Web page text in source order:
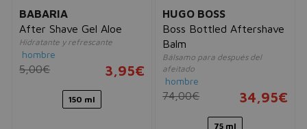
BABARIA
After Shave Gel Aloe
Hidratante y refrescante
hombre
5,00€ 3,95€
150 ml
HUGO BOSS
Boss Bottled Aftershave
Balm
Bálsamo para después del
afeitado
hombre
74,00€ 34,95€
75 ml